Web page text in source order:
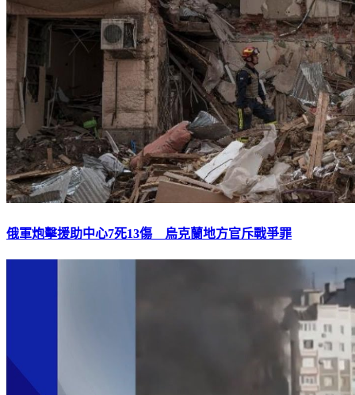
俄軍炮擊援助中心7死13傷 烏克蘭地方官斥戰爭罪